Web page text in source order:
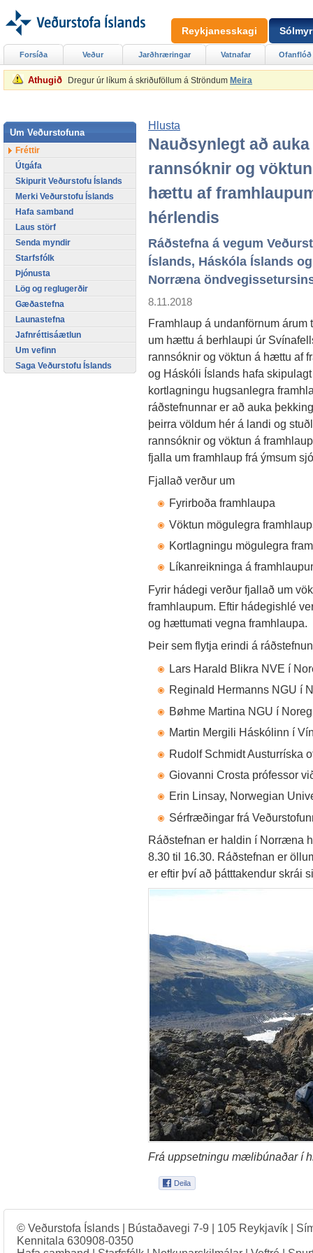
Athugið Dregur úr líkum á skriðuföllum á Ströndum Meira
Hlusta
Nauðsynlegt að auka
rannsóknir og
hættu af
hérlendis
Ráðstefna á vegum
Íslands, Háskóla Íslands og
Norræna
8.11.2018
Framhlaup á undanförnum
um hættu á berhlaupi úr
rannsóknir og vöktun á hættu af
og Háskóli Íslands hafa
kortlagningu hugsanlegra
ráðstefnunnar er að auka
þeirra völdum hér á landi og
rannsóknir og vöktun á
fjalla um framhlaup frá ýmsum
Fjallað verður um
Fyrirboða framhlaupa
Vöktun mögulegra
Kortlagningu mögulegra
Líkanreikninga á
Fyrir hádegi verður fjallað um
framhlaupum. Eftir hádegishlé
og hættumati vegna framhlaupa.
Þeir sem flytja erindi á
Lars Harald Blikra NVE í
Reginald Hermanns NGU í
Bøhme Martina NGU í
Martin Mergili Háskólinn í
Rudolf Schmidt Austurríska
Giovanni Crosta prófessor
Erin Linsay, Norwegian
Sérfræðingar frá
Ráðstefnan er haldin í Norræna
8.30 til 16.30. Ráðstefnan er
er eftir því að þátttakendur skrái
Frá uppsetningu mælibúnaðar í
Forsíða Veður Jarðhræringar Vatnafar Ofanflóð
Um Veðurstofuna
Fréttir
Útgáfa
Skipurit Veðurstofu Íslands
Merki Veðurstofu Íslands
Hafa samband
Laus störf
Senda myndir
Starfsfólk
Þjónusta
Lög og reglugerðir
Gæðastefna
Launastefna
Jafnréttisáætlun
Um vefinn
Saga Veðurstofu Íslands
Reykjanesskagi
© Veðurstofa Íslands | Bústaðavegi 7-9 | 105 Reykjavík |
Kennitala 630908-0350